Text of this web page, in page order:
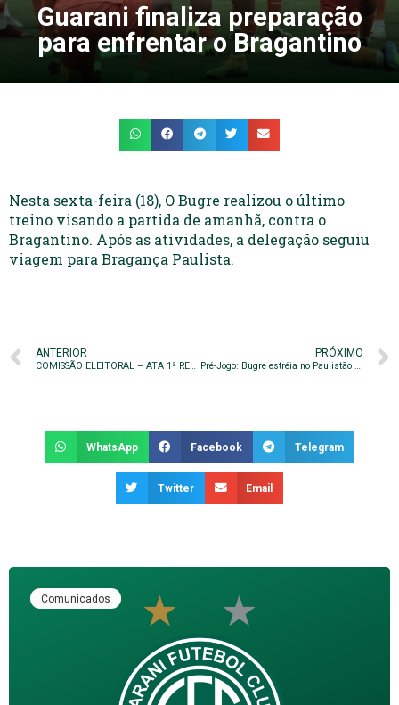
Guarani finaliza preparação
para enfrentar o Bragantino
Nesta sexta-feira (18), O Bugre realizou o último
treino visando a partida de amanhã, contra o
Bragantino. Após as atividades, a delegação seguiu
viagem para Bragança Paulista.
ANTERIOR
COMISSÃO ELEITORAL – ATA 1ª REUNIÃO: 15/01/2019
PRÓXIMO
Pré-Jogo: Bugre estréia no Paulistão nesta noite diante Bragantino
WhatsApp Facebook Telegram
Twitter Email
Comunicados